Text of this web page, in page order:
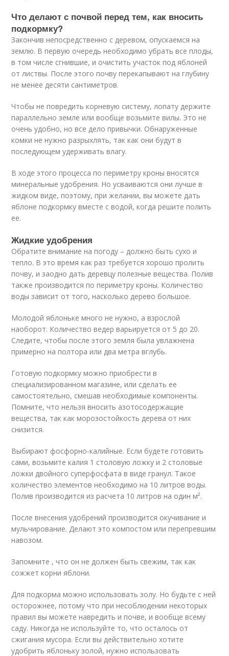
Что делают с почвой перед тем, как вносить
подкормку?
Закончив непосредственно с деревом, опускаемся на
землю. В первую очередь необходимо убрать все плоды,
в том числе сгнившие, и очистить участок под яблоней
от листвы. После этого почву перекапывают на глубину
не менее десяти сантиметров.
Чтобы не повредить корневую систему, лопату держите
параллельно земле или вообще возьмите вилы. Это не
очень удобно, но все дело привычки. Обнаруженные
комки не нужно разрыхлять, так как они будут в
последующем удерживать влагу.
В ходе этого процесса по периметру кроны вносятся
минеральные удобрения. Но усваиваются они лучше в
жидком виде, поэтому, при желании, вы можете дать
яблоне подкормку вместе с водой, когда решите полить
ее.
Жидкие удобрения
Обратите внимание на погоду – должно быть сухо и
тепло. В это время как раз требуется хорошо пролить
почву, и заодно дать деревцу полезные вещества. Полив
также производится по периметру кроны. Количество
воды зависит от того, насколько дерево большое.
Молодой яблоньке много не нужно, а взрослой
наоборот. Количество ведер варьируется от 5 до 20.
Следите, чтобы после этого земля была увлажнена
примерно на полтора или два метра вглубь.
Готовую подкормку можно приобрести в
специализированном магазине, или сделать ее
самостоятельно, смешав необходимые компоненты.
Помните, что нельзя вносить азотосодержащие
вещества, так как морозостойкость дерева от них
снизится.
Выбирают фосфорно-калийные. Если будете готовить
сами, возьмите калия 1 столовую ложку и 2 столовые
ложки двойного суперфосфата в виде гранул. Такое
количество элементов необходимо на 10 литров воды.
Полив производится из расчета 10 литров на один м².
После внесения удобрений производится окучивание и
мульчирование. Делают это компостом или перепревшим
навозом.
Запомните , что он не должен быть свежим, так как
сожжет корни яблони.
Для подкорма можно использовать золу. Но будьте с ней
осторожнее, потому что при несоблюдении некоторых
правил вы можете навредить и почве, и вообще всему
саду. Никогда не используйте то, что осталось от
сжигания мусора. Если вы действительно хотите
удобрить яблоньку золой, нужно использовать